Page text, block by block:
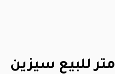
شاليه علوي 125 متر للبيع سيزين